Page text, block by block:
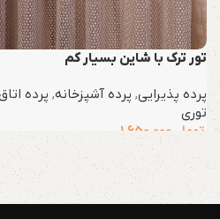
تور ترک با شاین بسیار کم
پرده پذیرایی, پرده آشپزخانه, پرده
توری
تومان1.650.000